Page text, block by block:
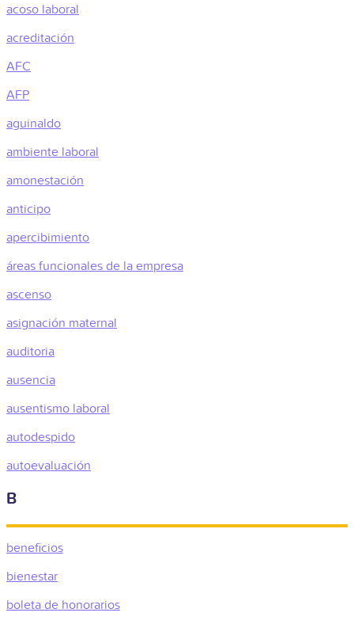
acoso laboral
acreditación
AFC
AFP
aguinaldo
ambiente laboral
amonestación
anticipo
apercibimiento
áreas funcionales de la empresa
ascenso
asignación maternal
auditoria
ausencia
ausentismo laboral
autodespido
autoevaluación
B
beneficios
bienestar
boleta de honorarios